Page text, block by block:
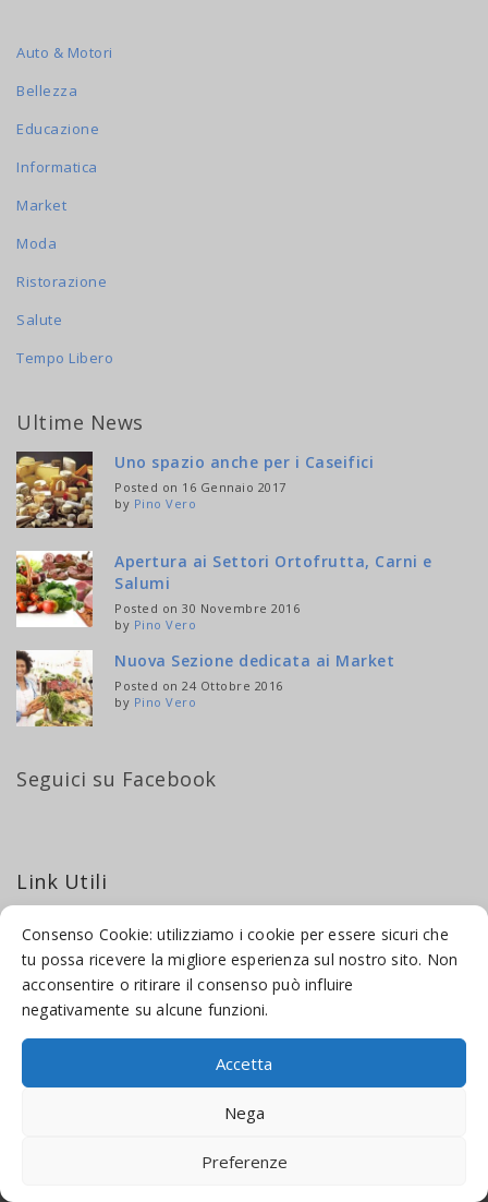
Consenso Cookie: utilizziamo i cookie per essere sicuri che
tu possa ricevere la migliore esperienza sul nostro sito. Non
acconsentire o ritirare il consenso può influire
negativamente su alcune funzioni.
Accetta
Nega
Preferenze
Auto & Motori
Bellezza
Educazione
Informatica
Market
Moda
Ristorazione
Salute
Tempo Libero
Ultime News
Uno spazio anche per i Caseifici
Posted on 16 Gennaio 2017
by Pino Vero
Apertura ai Settori Ortofrutta, Carni e
Salumi
Posted on 30 Novembre 2016
by Pino Vero
Nuova Sezione dedicata ai Market
Posted on 24 Ottobre 2016
by Pino Vero
Seguici su Facebook
Link Utili
Privacy Policy
Cookie Policy
SITO A CURA DI
MADE WEB SOLUTIONS